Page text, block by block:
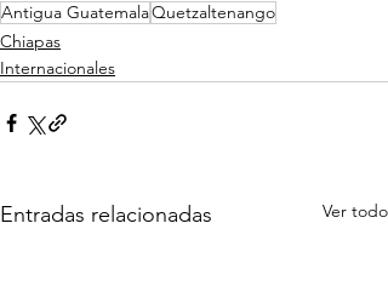
Antigua GuatemalaQuetzaltenango
Chiapas
Internacionales
Entradas relacionadas Ver todo